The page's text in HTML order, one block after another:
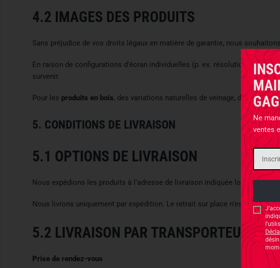
Ne
ventes
4.2 IMAGES DES PRODUITS
Sans préjudice de vos droits légaux en matière de garantie, nous
En raison de configurations d’écran individuelles (p. ex. résolution et
survenir.
Pour les produits en bois, des variations naturelles de veinage, de
5. CONDITIONS DE LIVRAISON
5.1 OPTIONS DE LIVRAISON
Nous expédions les produits à l’adresse de livraison indiquée lors du
Nous livrons uniquement par expédition. Le retrait sur place n’est
5.2 LIVRAISON PAR TRANSPORTEUR
Prise de rendez-vous